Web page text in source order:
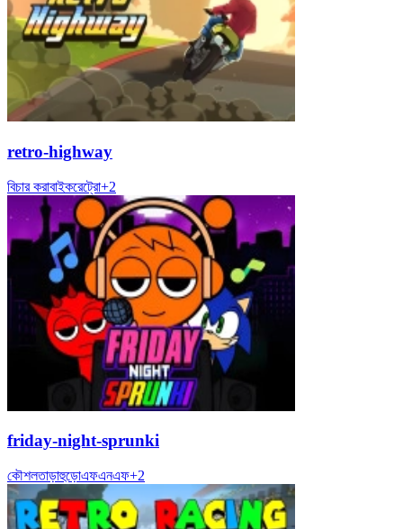
retro-highway
বিচার করাবাইকরেট্রো+2
friday-night-sprunki
কৌশলতাড়াহুড়োএফএনএফ+2